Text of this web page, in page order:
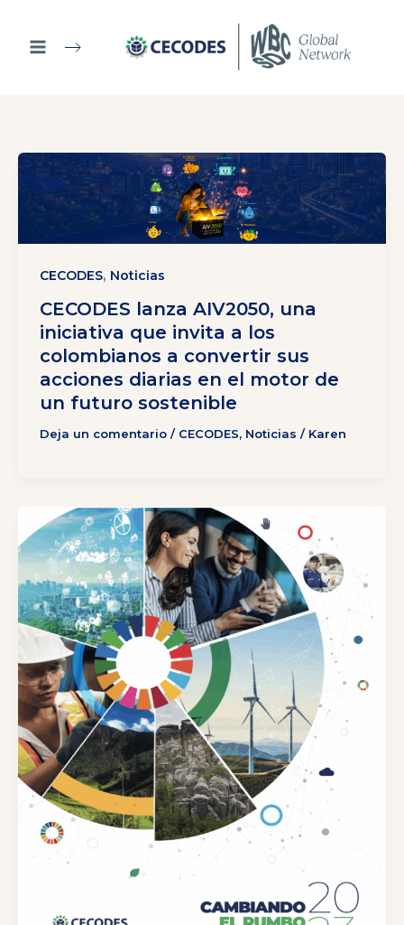
contenido
CECODES, Noticias
CECODES lanza AIV2050, una
iniciativa que invita a los
colombianos a convertir sus
acciones diarias en el motor de
un futuro sostenible
Deja un comentario / CECODES, Noticias / Karen